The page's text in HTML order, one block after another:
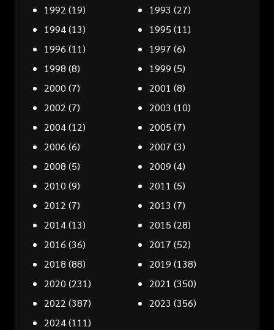
1992 (19) 1993 (27)
1994(13) 1995 (11)
1996 (11) 1997 (6)
1998 (8) 1999 (5)
2000 (7) 2001 (8)
2002 (7) 2003 (10)
2004(12) 2005 (7)
2006 (6) 2007 (3)
2008 (5) 2009 (4)
2010 (9) 2011 (5)
2012 (7) 2013 (7)
2014(13) 2015 (28)
2016 (36) 2017 (52)
2018 (88) 2019 (138)
2020 (231) 2021 (350)
2022 (387) 2023 (356)
2024(111)